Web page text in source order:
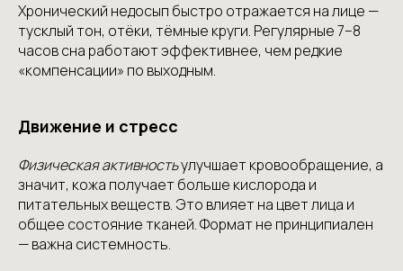
Хронический недосып быстро отражается на лице —
тусклый тон, отёки, тёмные круги. Регулярные 7–8
часов сна работают эффективнее, чем редкие
«компенсации» по выходным.
Движение и стресс
Физическая активностьулучшает кровообращение, а
значит, кожа получает больше кислорода и
питательных веществ. Это влияет на цвет лица и
общее состояние тканей. Формат не принципиален
— важна системность.